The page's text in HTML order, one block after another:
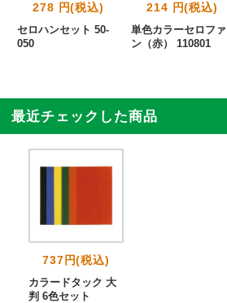
278 円(税込)
セロハンセット 50-
050
214 円(税込)
単色カラーセロファ
ン（赤） 110801
最近チェックした商品
737円(税込)
カラードタック 大
判 6色セット